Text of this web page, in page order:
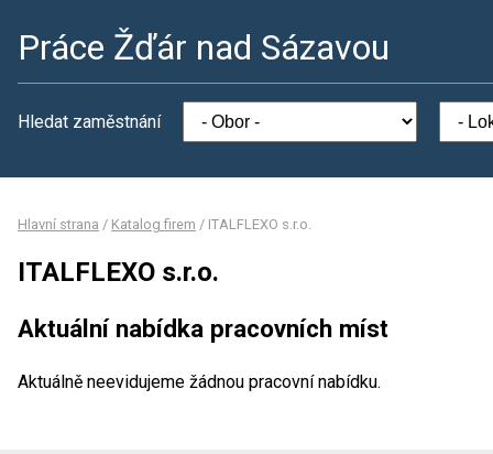
Práce Žďár nad Sázavou
Hledat zaměstnání
Hlavní strana / Katalog firem / ITALFLEXO s.r.o.
ITALFLEXO s.r.o.
Aktuální nabídka pracovních míst
Aktuálně neevidujeme žádnou pracovní nabídku.